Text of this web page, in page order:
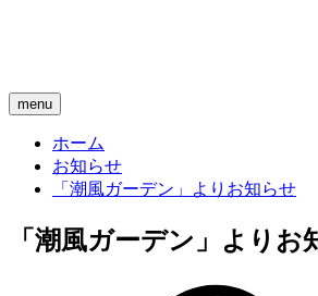
menu
ホーム
お知らせ
「潮風ガーデン」よりお知らせ
「潮風ガーデン」よりお